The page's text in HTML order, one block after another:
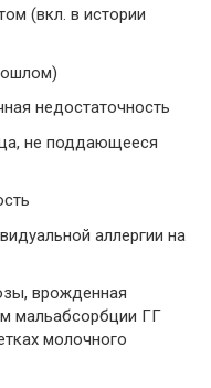
(вкл. в истории
недостаточность
не поддающееся
аллергии на
врожденная
мальабсорбции ГГ
молочного